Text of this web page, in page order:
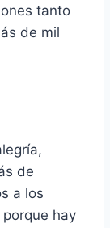
tanto
de mil
de
a los
hay